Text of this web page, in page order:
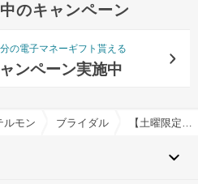
のキャンペーン
の電子マネーギフト貰える
ンペーン実施中
覧
ルモントレ仙台で結婚式
ブライダルフェア一覧 【土曜限定＊リアル花嫁体験】憧れチャペル感動挙式＆豪華特典＆5万コース試食